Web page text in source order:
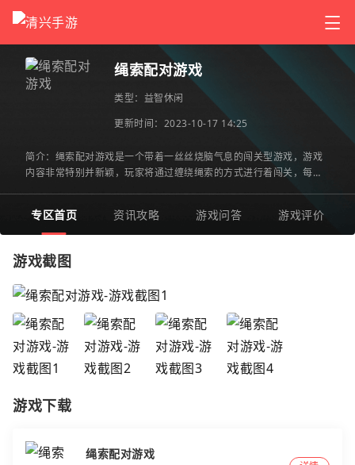
绳索配对游戏
类型： 益智休闲
更新时间：2023-10-17 14:25
简介：绳索配对游戏是一个带着一丝丝烧脑气息的闯关型游戏，游戏
内容非常特别并新颖，玩家将通过缠绕绳索的方式进行着闯关，每一
专区首页 资讯攻略 游戏问答 游戏评价
游戏截图
游戏下载
绳索配对游戏